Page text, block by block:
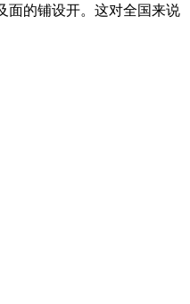
面的铺设开。这对全国来说